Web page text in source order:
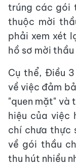
trúng các gói
thuộc mời
phải xem xét
hồ sơ mời
Cụ thể, Điều
về việc đảm
"quen mặt" và
hiệu của việc
chí chưa thực
về gói thầu
thu hút nhiều